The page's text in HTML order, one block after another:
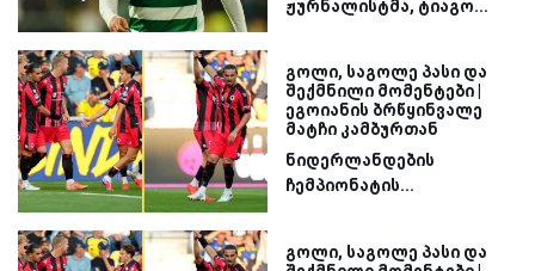
ჟურნალისტმა, ტიაგო...
გოლი, საგოლე პასი და
შექმნილი მომენტები |
ეგოიანის ბრწყინვალე
მატჩი კამბურთან
ნიდერლანდების
ჩემპიონატის...
გოლი, საგოლე პასი და